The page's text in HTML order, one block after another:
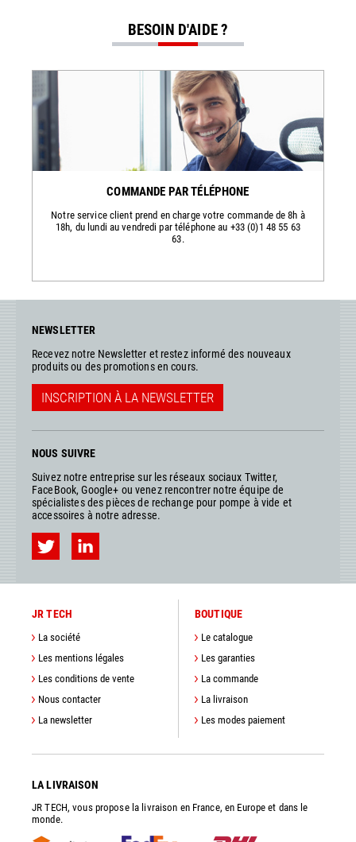
BESOIN D'AIDE ?
COMMANDE PAR TÉLÉPHONE
Notre service client prend en charge votre commande de 8h à
18h, du lundi au vendredi par téléphone au +33 (0)1 48 55 63
63.
NEWSLETTER
Recevez notre Newsletter et restez informé des nouveaux
produits ou des promotions en cours.
INSCRIPTION À LA NEWSLETTER
NOUS SUIVRE
Suivez notre entreprise sur les réseaux sociaux Twitter,
FaceBook, Google+ ou venez rencontrer notre équipe de
spécialistes des pièces de rechange pour pompe à vide et
accessoires à notre adresse.
JR TECH
La société
Les mentions légales
Les conditions de vente
Nous contacter
La newsletter
BOUTIQUE
Le catalogue
Les garanties
La commande
La livraison
Les modes paiement
LA LIVRAISON
JR TECH, vous propose la livraison en France, en Europe et dans le
monde.